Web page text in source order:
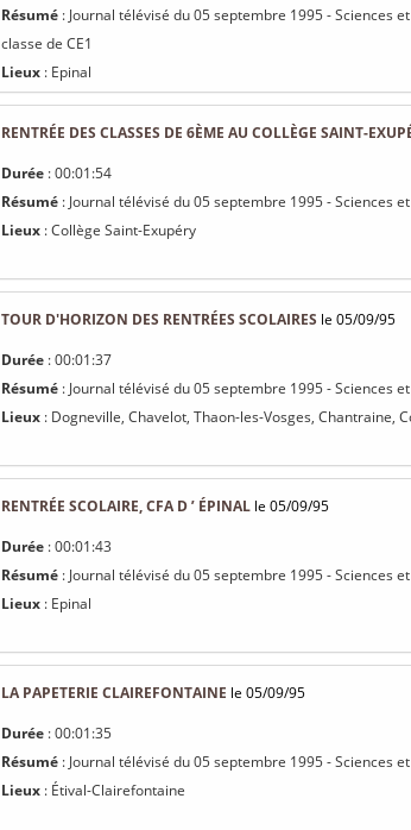
Résumé : Journal télévisé du 05 septembre 1995 - Sciences
classe de CE1
Lieux : Epinal
RENTRÉE DES CLASSES DE 6ÈME AU COLLÈGE SAINT-
Durée : 00:01:54
Résumé : Journal télévisé du 05 septembre 1995 - Sciences
Lieux : Collège Saint-Exupéry
TOUR D'HORIZON DES RENTRÉES SCOLAIRES le 05/09/95
Durée : 00:01:37
Résumé : Journal télévisé du 05 septembre 1995 - Sciences
Lieux : Dogneville, Chavelot, Thaon-les-Vosges, Chantraine,
RENTRÉE SCOLAIRE, CFA D ’ ÉPINAL le 05/09/95
Durée : 00:01:43
Résumé : Journal télévisé du 05 septembre 1995 - Sciences
Lieux : Epinal
LA PAPETERIE CLAIREFONTAINE le 05/09/95
Durée : 00:01:35
Résumé : Journal télévisé du 05 septembre 1995 - Sciences
Lieux : Étival-Clairefontaine